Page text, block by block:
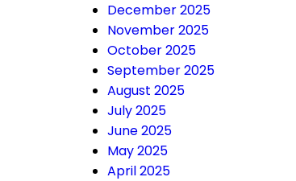
December 2025
November 2025
October 2025
September 2025
August 2025
July 2025
June 2025
May 2025
April 2025